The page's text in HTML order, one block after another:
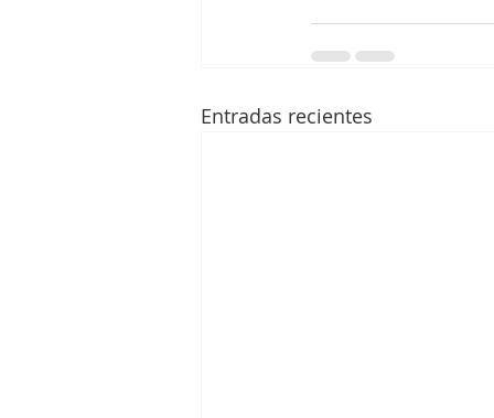
Entradas recientes